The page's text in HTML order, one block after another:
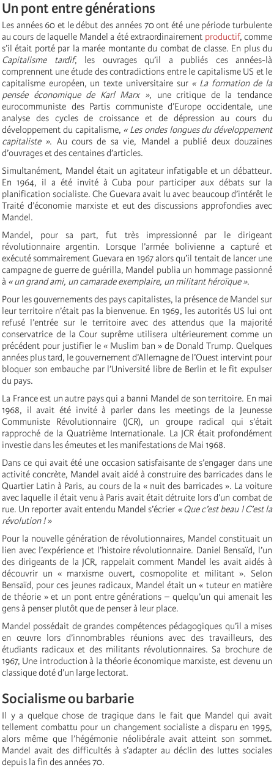
Un pont entre générations
Les années 60 et le début des années 70 ont été une période turbulente
au cours de laquelle Mandel a été extraordinairement productif, comme
s’il était porté par la marée montante du combat de classe. En plus du
Capitalisme tardif, les ouvrages qu’il a publiés ces années-là
comprennent une étude des contradictions entre le capitalisme US et le
capitalisme européen, un texte universitaire sur « La formation de la
pensée économique de Karl Marx », une critique de la tendance
eurocommuniste des Partis communiste d’Europe occidentale, une
analyse des cycles de croissance et de dépression au cours du
développement du capitalisme, « Les ondes longues du développement
capitaliste ». Au cours de sa vie, Mandel a publié deux douzaines
d’ouvrages et des centaines d’articles.
Simultanément, Mandel était un agitateur infatigable et un débatteur.
En 1964, il a été invité à Cuba pour participer aux débats sur la
planification socialiste. Che Guevara avait lu avec beaucoup d’intérêt le
Traité d’économie marxiste et eut des discussions approfondies avec
Mandel.
Mandel, pour sa part, fut très impressionné par le dirigeant
révolutionnaire argentin. Lorsque l’armée bolivienne a capturé et
exécuté sommairement Guevara en 1967 alors qu’il tentait de lancer une
campagne de guerre de guérilla, Mandel publia un hommage passionné
à « un grand ami, un camarade exemplaire, un militant héroïque ».
Pour les gouvernements des pays capitalistes, la présence de Mandel sur
leur territoire n’était pas la bienvenue. En 1969, les autorités US lui ont
refusé l’entrée sur le territoire avec des attendus que la majorité
conservatrice de la Cour suprême utilisera ultérieurement comme un
précédent pour justifier le « Muslim ban » de Donald Trump. Quelques
années plus tard, le gouvernement d’Allemagne de l’Ouest intervint pour
bloquer son embauche par l’Université libre de Berlin et le fit expulser
du pays.
La France est un autre pays qui a banni Mandel de son territoire. En mai
1968, il avait été invité à parler dans les meetings de la Jeunesse
Communiste Révolutionnaire (JCR), un groupe radical qui s’était
rapproché de la Quatrième Internationale. La JCR était profondément
investie dans les émeutes et les manifestations de Mai 1968.
Dans ce qui avait été une occasion satisfaisante de s’engager dans une
activité concrète, Mandel avait aidé à construire des barricades dans le
Quartier Latin à Paris, au cours de la « nuit des barricades ». La voiture
avec laquelle il était venu à Paris avait était détruite lors d’un combat de
rue. Un reporter avait entendu Mandel s’écrier « Que c’est beau ! C’est la
révolution ! »
Pour la nouvelle génération de révolutionnaires, Mandel constituait un
lien avec l’expérience et l’histoire révolutionnaire. Daniel Bensaïd, l’un
des dirigeants de la JCR, rappelait comment Mandel les avait aidés à
découvrir un « marxisme ouvert, cosmopolite et militant ». Selon
Bensaïd, pour ces jeunes radicaux, Mandel était un « tuteur en matière
de théorie » et un pont entre générations – quelqu’un qui amenait les
gens à penser plutôt que de penser à leur place.
Mandel possédait de grandes compétences pédagogiques qu’il a mises
en œuvre lors d’innombrables réunions avec des travailleurs, des
étudiants radicaux et des militants révolutionnaires. Sa brochure de
1967, Une introduction à la théorie économique marxiste, est devenu un
classique doté d’un large lectorat.
Socialisme ou barbarie
Il y a quelque chose de tragique dans le fait que Mandel qui avait
tellement combattu pour un changement socialiste a disparu en 1995,
alors même que l’hégémonie néolibérale avait atteint son sommet.
Mandel avait des difficultés à s’adapter au déclin des luttes sociales
depuis la fin des années 70.